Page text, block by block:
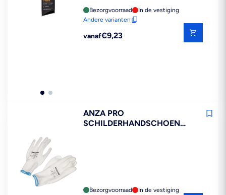
Bezorgvoorraad
In de vestiging
Andere varianten
Reguliere
vanaf€9,23
ANZA PRO
SCHILDERHANDSCHOEN
Bezorgvoorraad In de vestiging